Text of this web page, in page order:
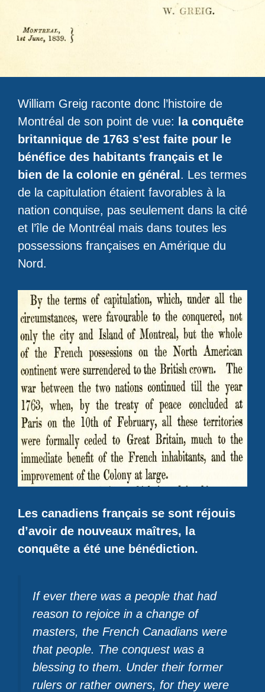
William Greig raconte donc l’histoire de
Montréal de son point de vue: la conquête
britannique de 1763 s’est faite pour le
bénéfice des habitants français et le
bien de la colonie en général. Les termes
de la capitulation étaient favorables à la
nation conquise, pas seulement dans la cité
et l’île de Montréal mais dans toutes les
possessions françaises en Amérique du
Nord.
Les canadiens français se sont réjouis
d’avoir de nouveaux maîtres, la
conquête a été une bénédiction.
If ever there was a people that had
reason to rejoice in a change of
masters, the French Canadians were
that people. The conquest was a
blessing to them. Under their former
rulers or rather owners, for they were